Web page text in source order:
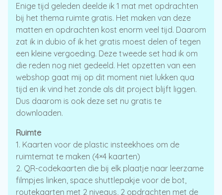
Enige tijd geleden deelde ik 1 mat met opdrachten
bij het thema ruimte gratis. Het maken van deze
matten en opdrachten kost enorm veel tijd. Daarom
zat ik in dubio of ik het gratis moest delen of tegen
een kleine vergoeding. Deze tweede set had ik om
die reden nog niet gedeeld. Het opzetten van een
webshop gaat mij op dit moment niet lukken qua
tijd en ik vind het zonde als dit project blijft liggen.
Dus daarom is ook deze set nu gratis te
downloaden.
Ruimte
1. Kaarten voor de plastic insteekhoes om de
ruimtemat te maken (4×4 kaarten)
2. QR-codekaarten die bij elk plaatje naar leerzame
filmpjes linken, space shuttlepakje voor de bot,
routekaarten met 2 niveaus, 2 opdrachten met de